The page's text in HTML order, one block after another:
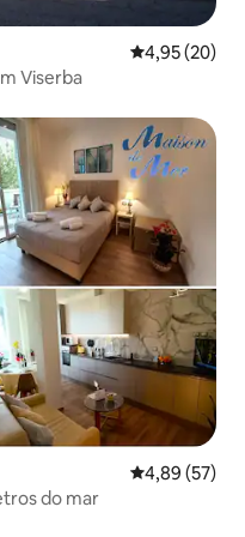
4,95 de uma
4,95 (20)
Viserba
4,89 de uma
4,89 (57)
do mar